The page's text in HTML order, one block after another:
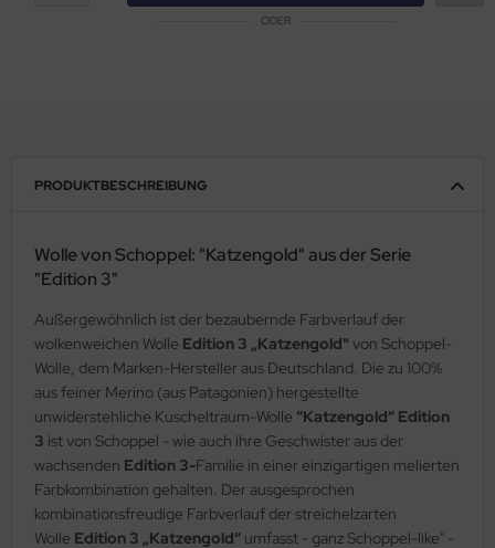
ODER
PRODUKTBESCHREIBUNG
Wolle von Schoppel: "Katzengold" aus der Serie
"Edition 3"
Außergewöhnlich ist der bezaubernde Farbverlauf der
wolkenweichen Wolle Edition 3 „Katzengold" von Schoppel-
Wolle, dem Marken-Hersteller aus Deutschland. Die zu 100%
aus feiner Merino (aus Patagonien) hergestellte
unwiderstehliche Kuscheltraum-Wolle “Katzengold“ Edition
3 ist von Schoppel - wie auch ihre Geschwister aus der
wachsenden Edition 3-Familie in einer einzigartigen melierten
Farbkombination gehalten. Der ausgesprochen
kombinationsfreudige Farbverlauf der streichelzarten
Wolle Edition 3 „Katzengold“ umfasst - ganz Schoppel-like" -